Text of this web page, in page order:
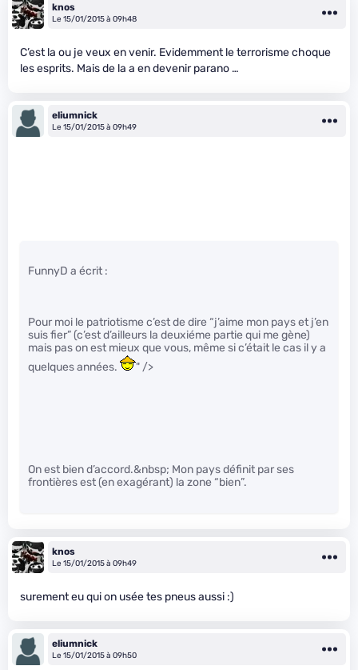
knos
Le 15/01/2015 à 09h48
C’est la ou je veux en venir. Evidemment le terrorisme choque
les esprits. Mais de la a en devenir parano …
eliumnick
Le 15/01/2015 à 09h49
FunnyD a écrit :
Pour moi le patriotisme c’est de dire “j’aime mon pays et j’en
suis fier” (c’est d’ailleurs la deuxiéme partie qui me gène)
mais pas on est mieux que vous, même si c’était le cas il y a
quelques années.
" />
On est bien d’accord.&nbsp; Mon pays définit par ses
frontières est (en exagérant) la zone “bien”.
knos
Le 15/01/2015 à 09h49
surement eu qui on usée tes pneus aussi :)
eliumnick
Le 15/01/2015 à 09h50